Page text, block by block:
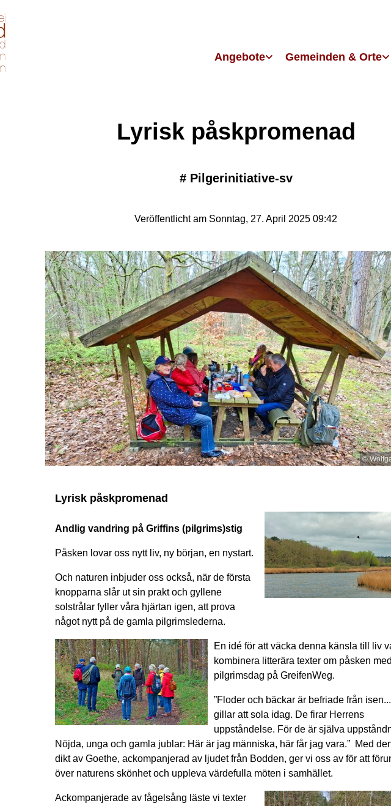
Angebote Gemeinden & Orte
Lyrisk påskpromenad
# Pilgerinitiative-sv
Veröffentlicht am Sonntag, 27. April 2025 09:42
©
Lyrisk påskpromenad
Andlig vandring på Griffins (pilgrims)stig
Påsken lovar oss nytt liv, ny början, en nystart.
Och naturen inbjuder oss också, när de första
knopparna slår ut sin prakt och gyllene
solstrålar fyller våra hjärtan igen, att prova
något nytt på de gamla pilgrimslederna.
En idé för att väcka denna känsla till liv
kombinera litterära texter om påsken
pilgrimsdag på GreifenWeg.
”Floder och bäckar är befriade från
gillar att sola idag. De firar Herrens
uppståndelse. För de är själva
Nöjda, unga och gamla jublar: Här är jag människa, här får jag vara.” Med
dikt av Goethe, ackompanjerad av ljudet från Bodden, ger vi oss av för att
över naturens skönhet och uppleva värdefulla möten i samhället.
Ackompanjerade av fågelsång läste vi texter